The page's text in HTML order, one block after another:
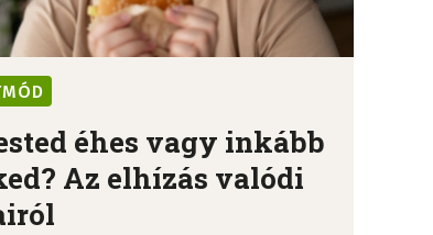
éhes vagy inkább
Az elhízás valódi